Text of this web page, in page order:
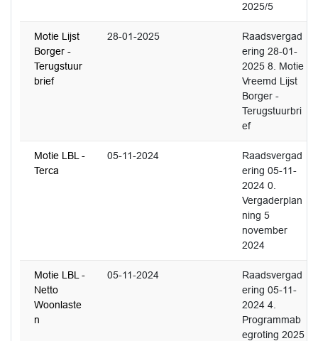
2025/5
Motie Lijst
Borger -
Terugstuur
brief
28-01-2025
Raadsvergad
ering 28-01-
2025 8. Motie
Vreemd Lijst
Borger -
Terugstuurbri
ef
Motie LBL -
Terca
05-11-2024
Raadsvergad
ering 05-11-
2024 0.
Vergaderplan
ning 5
november
2024
Motie LBL -
Netto
Woonlaste
n
05-11-2024
Raadsvergad
ering 05-11-
2024 4.
Programmab
egroting 2025